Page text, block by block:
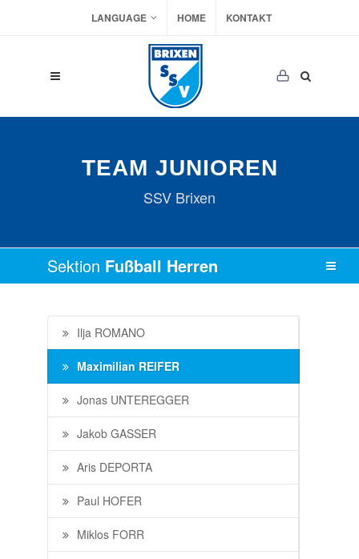
LANGUAGE HOME KONTAKT
TEAM JUNIOREN
SSV Brixen
Sektion Fußball Herren
Ilja ROMANO
Maximilian REIFER
Jonas UNTEREGGER
Jakob GASSER
Aris DEPORTA
Paul HOFER
Miklos FORR